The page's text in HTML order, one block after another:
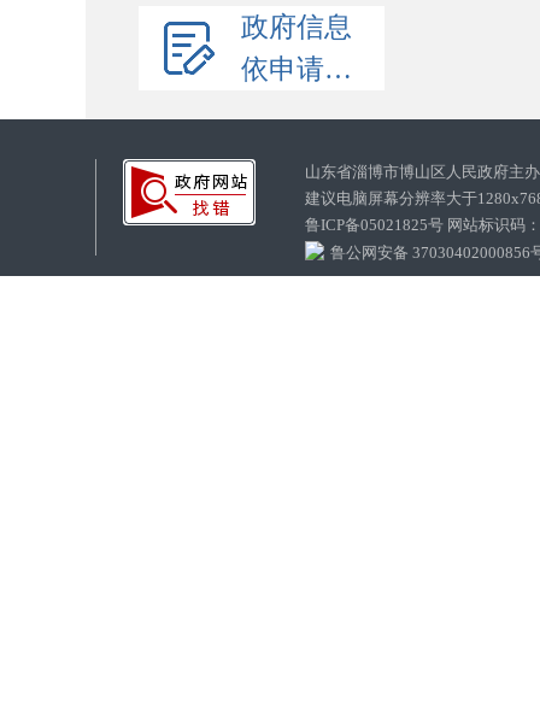
政府信息
依申请公开
山东省淄博市博山区人民政府
建议电脑屏幕分辨率大于
鲁ICP备05021825号 网站标识码
鲁公网安备 37030402000856